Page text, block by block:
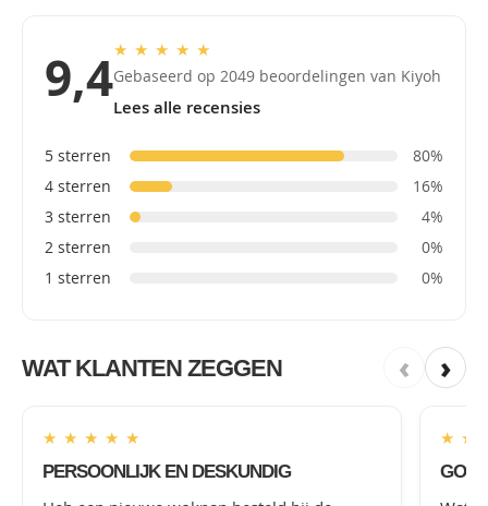
9,4★ ★ ★ ★ ★
Gebaseerd op 2049 beoordelingen van Kiyoh
Lees alle recensies
5 sterren
80%
4 sterren
16%
3 sterren
4%
2 sterren
0%
1 sterren
0%
WAT KLANTEN ZEGGEN ‹ ›
★ ★ ★ ★ ★
PERSOONLIJK EN DESKUNDIG
★ ★